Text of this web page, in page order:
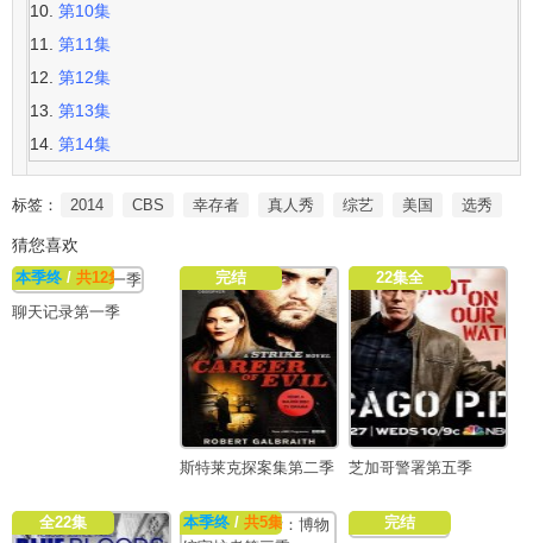
第10集
第11集
第12集
第13集
第14集
标签： 2014 CBS 幸存者 真人秀 综艺 美国 选秀
猜您喜欢
本季终 / 共12集
聊天记录第一季
完结
斯特莱克探案集第二季
22集全
芝加哥警署第五季
全22集 本季终 /共5集
完结